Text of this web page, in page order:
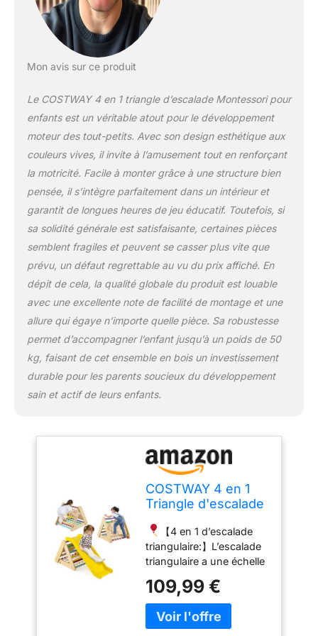
avant tout:】Doté d'une
structure triangulaire
lisse protègent les
enfants des blessures et
sont faciles à nettoyer.
【Matériel de gym
pour enfants:】Ce jouet
d'escalade combine la
planche coulissante et
qui répondent aux
différents besoins
d'activité de l'enfant. Il
aide à se concentrer,
améliorer l'équilibre et
renforcer le corps.
【Installation facile】Ce
escalade triangulaire est
livré avec un manuel
comprendre et tout le
matériel dont vous avez
besoin, afin que vous
Mon avis sur ce produit
Le COSTWAY 4 en 1 triangle d’escalade Montessori pour
enfants est un véritable atout pour le développement
moteur des tout-petits. Avec son design esthétique aux
couleurs vives, il invite à l’amusement tout en renforçant
la motricité. Facile à monter grâce à une structure bien
pensée, il s’intègre parfaitement dans un intérieur et
garantit de longues heures de jeu éducatif. Toutefois, si
sa solidité générale est satisfaisante, certaines pièces
semblent fragiles et peuvent se casser plus vite que
prévu, un défaut regrettable au vu du prix affiché. En
dépit de cela, la qualité globale du produit est louable
avec une excellente note de facilité de montage et une
allure qui égaye n’importe quelle pièce. Sa robustesse
permet d’accompagner l’enfant jusqu’à un poids de 50
kg, faisant de cet ensemble en bois un investissement
durable pour les parents soucieux du développement
sain et actif de leurs enfants.
COSTWAY 4 en 1
Triangle d'escalade
avec Toboggan,
Echelle d'escalade
en Bois avec Filet,
Inclinaison
Réglable, Intérieur,
Charge 50kg pour
Enfants de 1 an+
【4 en 1 d’escalade
triangulaire:】L’escalade
triangulaire a une échelle
d'escalade et un filet
d'escalade solide, avec le
toboggan, il apporte un
109,99 €